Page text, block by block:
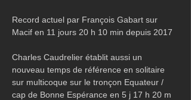
Record actuel par François Gabart sur
Macif en 11 jours 20 h 10 min depuis 2017
Charles Caudrelier établit aussi un
nouveau temps de référence en solitaire
sur multicoque sur le tronçon Equateur /
cap de Bonne Espérance en 5 j 17 h 20 m